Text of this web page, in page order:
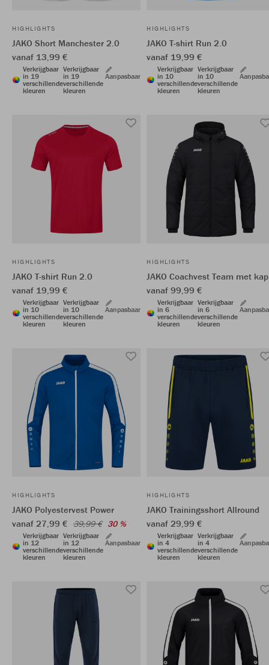
HIGHLIGHTS
JAKO Short Manchester 2.0
vanaf 13,99 €
Verkrijgbaar
in 19
verschillende
kleuren
Verkrijgbaar
in 19
verschillende
kleuren
Aanpasbaar
HIGHLIGHTS
JAKO T-shirt Run 2.0
vanaf 19,99 €
Verkrijgbaar
in 10
verschillende
kleuren
Verkrijgbaar
in 10
verschillende
kleuren
HIGHLIGHTS
JAKO T-shirt Run 2.0
vanaf 19,99 €
Verkrijgbaar
in 10
verschillende
kleuren
Verkrijgbaar
in 10
verschillende
kleuren
Aanpasbaar
HIGHLIGHTS
JAKO Coachvest Team met kap
vanaf 99,99 €
Verkrijgbaar
in 6
verschillende
kleuren
Verkrijgbaar
in 6
verschillende
kleuren
HIGHLIGHTS
JAKO Polyestervest Power
vanaf 27,99 € 39,99 € 30 %
Verkrijgbaar
in 12
verschillende
kleuren
Verkrijgbaar
in 12
verschillende
kleuren
Aanpasbaar
HIGHLIGHTS
JAKO Trainingsshort Allround
vanaf 29,99 €
Verkrijgbaar
in 4
verschillende
kleuren
Verkrijgbaar
in 4
verschillende
kleuren